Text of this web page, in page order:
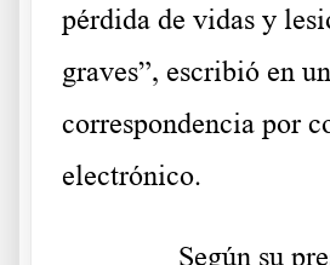
pérdida de vidas y
graves”, escribió en
correspondencia por
electrónico.
Según su